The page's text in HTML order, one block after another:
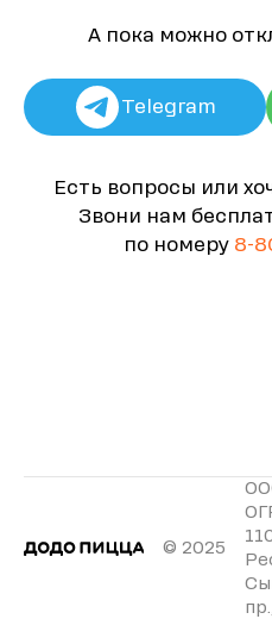
А пока можно
Telegram
Есть вопросы или
Звони нам
по номеру 8-
© 2025